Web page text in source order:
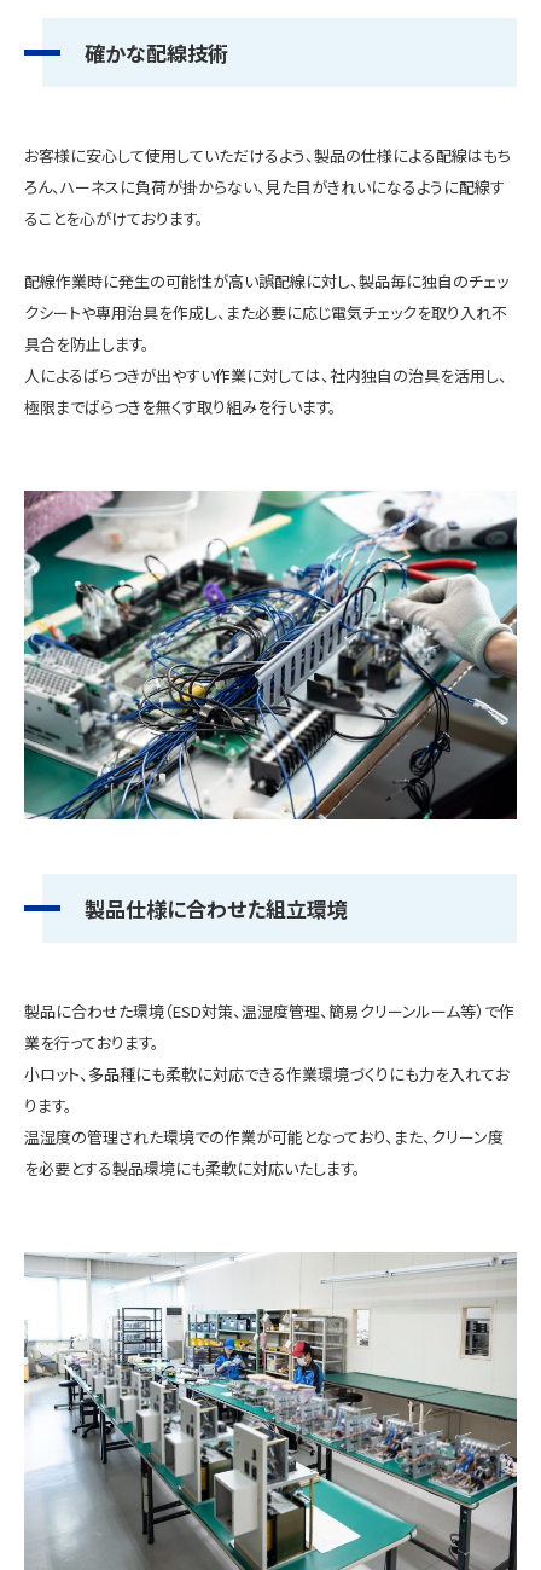
確かな配線技術
お客様に安心して使用していただけるよう、製品の仕様による配線はもち
ろん、ハーネスに負荷が掛からない、見た目がきれいになるように配線す
ることを心がけております。
配線作業時に発生の可能性が高い誤配線に対し、製品毎に独自のチェッ
クシートや専用治具を作成し、また必要に応じ電気チェックを取り入れ不
具合を防止します。
人によるばらつきが出やすい作業に対しては、社内独自の治具を活用し、
極限までばらつきを無くす取り組みを行います。
製品仕様に合わせた組立環境
製品に合わせた環境（ESD対策、温湿度管理、簡易クリーンルーム等）で作
業を行っております。
小ロット、多品種にも柔軟に対応できる作業環境づくりにも力を入れてお
ります。
温湿度の管理された環境での作業が可能となっており、また、クリーン度
を必要とする製品環境にも柔軟に対応いたします。